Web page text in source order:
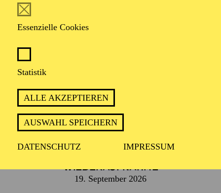
Essenzielle Cookies
Statistik
ALLE AKZEPTIEREN
AUSWAHL SPEICHERN
DATENSCHUTZ IMPRESSUM
DIE TIEFE UND VIELFALT
MENSCHLICHER BEZIEHUNGEN
PREMIERE
18. April 2026
WIEDERAUFNAHME
19. September 2026